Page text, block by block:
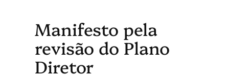
Manifesto pela
revisão do Plano
Diretor